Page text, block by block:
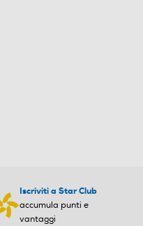
Iscriviti a Star Club
accumula punti e
vantaggi